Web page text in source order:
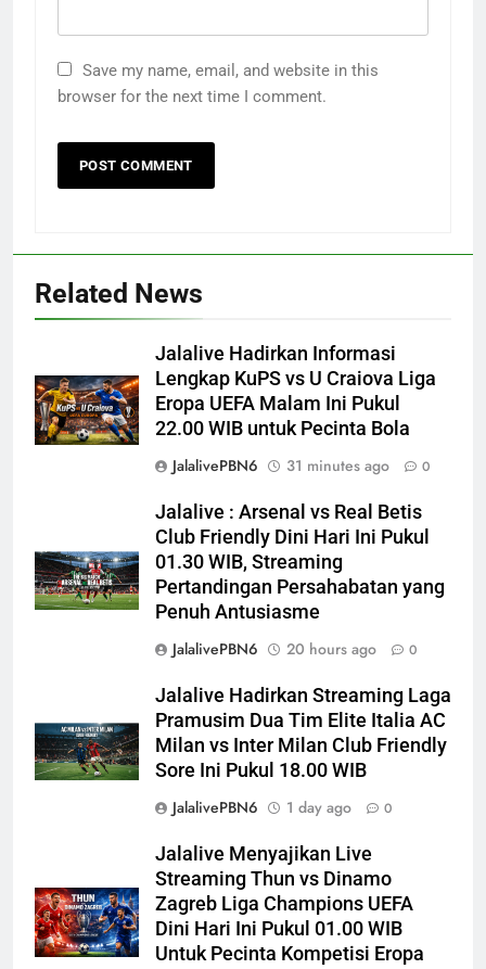
Save my name, email, and website in this
browser for the next time I comment.
Related News
Jalalive Hadirkan Informasi
Lengkap KuPS vs U Craiova Liga
Eropa UEFA Malam Ini Pukul
22.00 WIB untuk Pecinta Bola
JalalivePBN6
31 minutes ago 0
Jalalive : Arsenal vs Real Betis
Club Friendly Dini Hari Ini Pukul
01.30 WIB, Streaming
Pertandingan Persahabatan yang
Penuh Antusiasme
JalalivePBN6
20 hours ago 0
Jalalive Hadirkan Streaming Laga
Pramusim Dua Tim Elite Italia AC
Milan vs Inter Milan Club Friendly
Sore Ini Pukul 18.00 WIB
JalalivePBN6
1 day ago 0
Jalalive Menyajikan Live
Streaming Thun vs Dinamo
Zagreb Liga Champions UEFA
Dini Hari Ini Pukul 01.00 WIB
Untuk Pecinta Kompetisi Eropa